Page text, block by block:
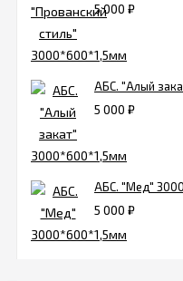
5 000 ₽
АБС. "Алый
5 000 ₽
АБС. "Мед"
5 000 ₽